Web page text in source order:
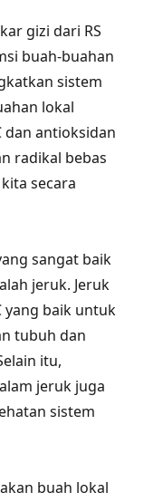
gizi dari RS
buah-buahan
sistem
lokal
dan antioksidan
radikal bebas
secara
sangat baik
jeruk. Jeruk
yang baik untuk
tubuh dan
itu,
jeruk juga
sistem
buah lokal